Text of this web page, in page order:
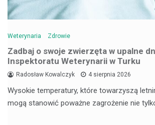
Weterynaria Zdrowie
Zadbaj o swoje zwierzęta w upalne
Inspektoratu Weterynarii w Turku
Radosław Kowalczyk 4 sierpnia 2026
Wysokie temperatury, które towarzyszą
mogą stanowić poważne zagrożenie nie